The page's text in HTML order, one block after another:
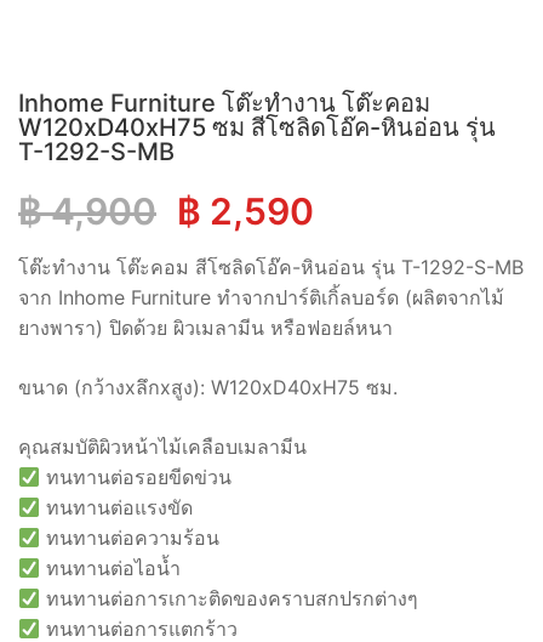
Inhome Furniture โต๊ะทำงาน โต๊ะคอม
W120xD40xH75 ซม สีโซลิดโอ๊ค-หินอ่อน รุ่น
T-1292-S-MB
฿4,900 Original
price
was:
฿ 4,900.
฿ 2,590
price
is:
฿ 2,590.
โต๊ะทำงาน โต๊ะคอม สีโซลิดโอ๊ค-หินอ่อน รุ่น T-1292-S-MB
จาก Inhome Furniture ทำจากปาร์ติเกิ้ลบอร์ด (ผลิตจากไม้
ยางพารา) ปิดด้วย ผิวเมลามีน หรือฟอยล์หนา
ขนาด (กว้างxลึกxสูง): W120xD40xH75 ซม.
คุณสมบัติผิวหน้าไม้เคลือบเมลามีน
ทนทานต่อรอยขีดข่วน
ทนทานต่อแรงขัด
ทนทานต่อความร้อน
ทนทานต่อไอน้ำ
ทนทานต่อการเกาะติดของคราบสกปรกต่างๆ
ทนทานต่อการแตกร้าว